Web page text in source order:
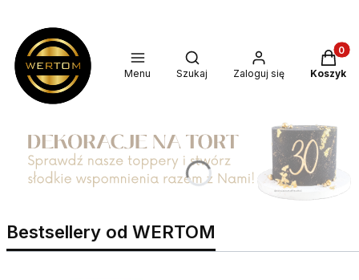
Menu
Otwórz wyszukiwarkę
Szukaj Zaloguj się Koszyk
Bestsellery od WERTOM